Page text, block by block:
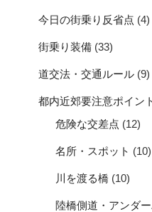
今日の街乗り反省点 (4)
街乗り装備 (33)
道交法・交通ルール (9)
都内近郊要注意ポイン
危険な交差点 (12)
名所・スポット (10)
川を渡る橋 (10)
陸橋側道・アンダ